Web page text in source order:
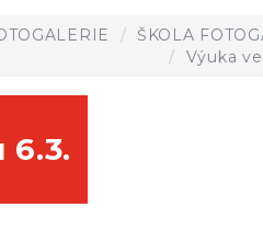
ŠKOLA
Výuka
6.3.